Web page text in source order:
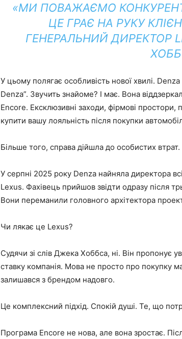
«МИ ПОВАЖАЄМО
ЦЕ ГРАЄ НА РУКУ
ГЕНЕРАЛЬНИЙ ДИРЕКТОР
У цьому полягає особливість нової хвилі.
Denza”. Звучить знайоме? І має. Вона
Encore. Ексклюзивні заходи, фірмові простори,
купити вашу лояльність після покупки
Більше того, справа дійшла до особистих втрат.
У серпні 2025 року Denza найняла директора
Lexus. Фахівець прийшов звідти одразу після
Вони переманили головного архітектора
Чи лякає це Lexus?
Судячи зі слів Джека Хоббса, ні. Він пропонує
ставку компанія. Мова не просто про покупку
залишався з брендом надовго.
Це комплексний підхід. Спокій душі. Те, що
Програма Encore не нова, але вона зростає.